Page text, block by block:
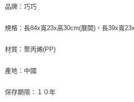
相關說明
AFTEE先享後付是「在收到商品之後才付款」
１．簡單：不需註冊會員、不需綁卡、不需儲值
２．便利：只要手機號碼，簡訊認證，即可結帳
１．於結帳方式選擇「AFTEE先享後付」後，
ATM付款
運送方式
全家取貨付款
付款後全家取貨
品牌：巧巧
規格：長84x寬23x高30cm(展開)，長39x寬
材質：聚丙烯(PP)
產地：中國
保存期限：１０年